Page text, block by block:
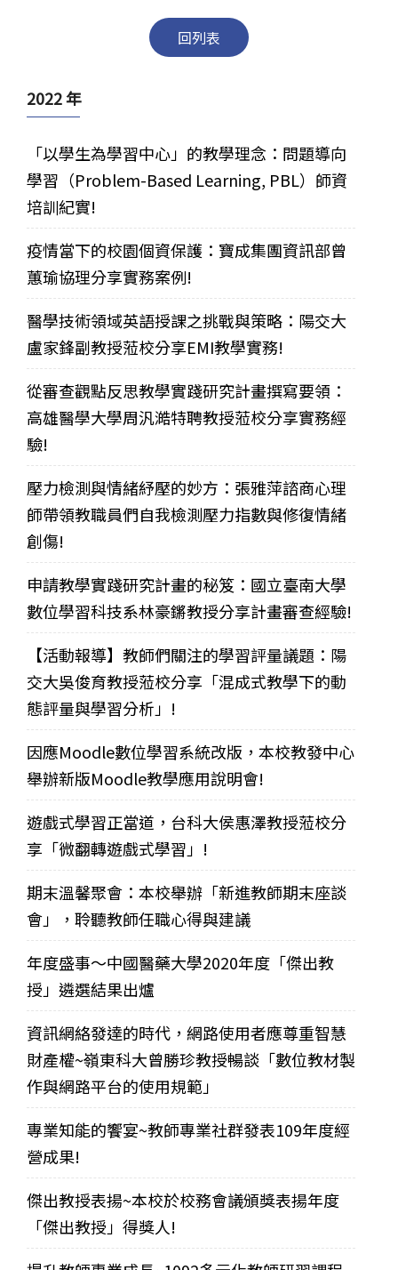
回列表
2022 年
「以學生為學習中心」的教學理念：問題導向
學習（Problem-Based Learning, PBL）師資
培訓紀實!
疫情當下的校園個資保護：寶成集團資訊部曾
蕙瑜協理分享實務案例!
醫學技術領域英語授課之挑戰與策略：陽交大
盧家鋒副教授蒞校分享EMI教學實務!
從審查觀點反思教學實踐研究計畫撰寫要領：
高雄醫學大學周汎澔特聘教授蒞校分享實務經
驗!
壓力檢測與情緒紓壓的妙方：張雅萍諮商心理
師帶領教職員們自我檢測壓力指數與修復情緒
創傷!
申請教學實踐研究計畫的秘笈：國立臺南大學
數位學習科技系林豪鏘教授分享計畫審查經驗!
【活動報導】教師們關注的學習評量議題：陽
交大吳俊育教授蒞校分享「混成式教學下的動
態評量與學習分析」!
因應Moodle數位學習系統改版，本校教發中心
舉辦新版Moodle教學應用說明會!
遊戲式學習正當道，台科大侯惠澤教授蒞校分
享「微翻轉遊戲式學習」!
期末溫馨聚會：本校舉辦「新進教師期末座談
會」，聆聽教師任職心得與建議
年度盛事～中國醫藥大學2020年度「傑出教
授」遴選結果出爐
資訊網絡發達的時代，網路使用者應尊重智慧
財產權~嶺東科大曾勝珍教授暢談「數位教材製
作與網路平台的使用規範」
專業知能的饗宴~教師專業社群發表109年度經
營成果!
傑出教授表揚~本校於校務會議頒獎表揚年度
「傑出教授」得獎人!